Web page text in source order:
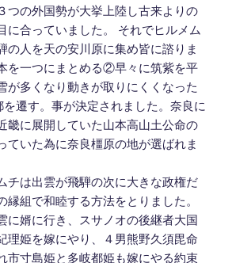
つの外国勢が大挙上陸し古来よりの
に合っていました。 それでヒルメム
の人を天の安川原に集め皆に諮りま
を一つにまとめる②早々に筑紫を平
多くなり動きが取りにくくなった
遷す。事が決定されました。奈良に
畿に展開していた山本高山土公命の
ていた為に奈良橿原の地が選ばれま
チは出雲が飛騨の次に大きな政権だ
縁組で和睦する方法をとりました。
に婿に行き、スサノオの後継者大国
理姫を嫁にやり、４男熊野久須毘命
市寸島姫と多岐都姫も嫁にやる約束